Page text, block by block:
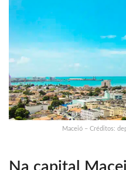
Maceió – Créditos:
Na capital